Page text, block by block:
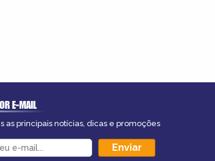
E-MAIL
as principais notícias, dicas e promoções